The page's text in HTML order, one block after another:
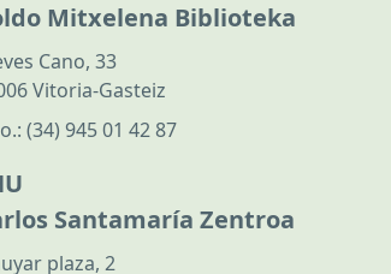
Mitxelena Biblioteka
Cano, 33
Vitoria-Gasteiz
(34) 945 01 42 87
Santamaría Zentroa
plaza, 2